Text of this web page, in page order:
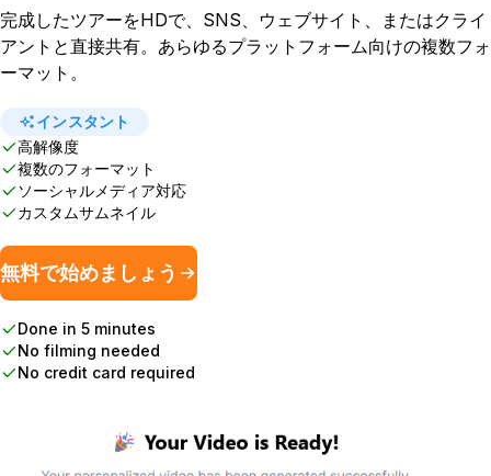
完成したツアーをHDで、SNS、ウェブサイト、またはクライ
アントと直接共有。あらゆるプラットフォーム向けの複数フォ
ーマット。
インスタント
高解像度
複数のフォーマット
ソーシャルメディア対応
カスタムサムネイル
無料で始めましょう
Done in 5 minutes
No filming needed
No credit card required